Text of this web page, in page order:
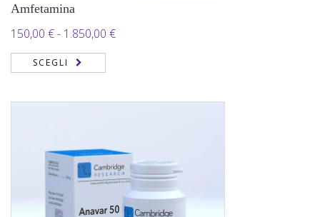
Amfetamina
150,00 €- 1.850,00 €Fascia
1.850,00 €
SCEGLI